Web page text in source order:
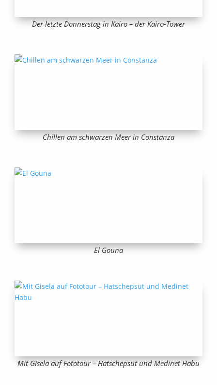
Der letzte Donnerstag in Kairo – der Kairo-Tower
Chillen am schwarzen Meer in Constanza
El Gouna
Mit Gisela auf Fototour – Hatschepsut und Medinet Habu